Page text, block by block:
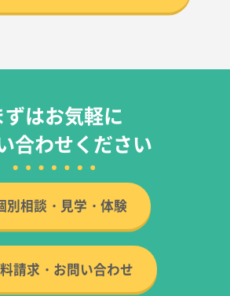
ずはお気軽に
合わせください
別相談・見学・体験
請求・お問い合わせ